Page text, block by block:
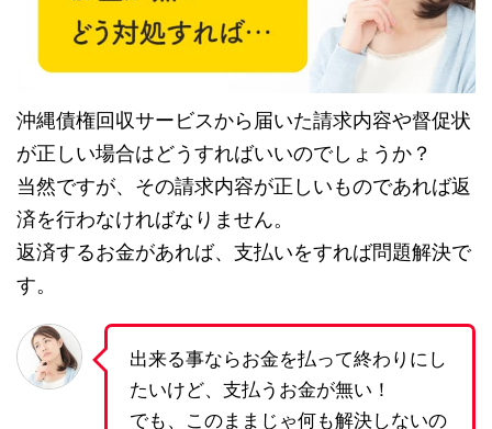
沖縄債権回収サービスから届いた請求内容や督促状
が正しい場合はどうすればいいのでしょうか？
当然ですが、その請求内容が正しいものであれば返
済を行わなければなりません。
返済するお金があれば、支払いをすれば問題解決で
す。
出来る事ならお金を払って終わりにし
たいけど、支払うお金が無い！
でも、このままじゃ何も解決しないの